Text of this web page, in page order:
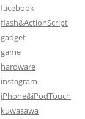
facebook
flash&ActionScript
gadget
game
hardware
instagram
iPhone&iPodTouch
kuwasawa